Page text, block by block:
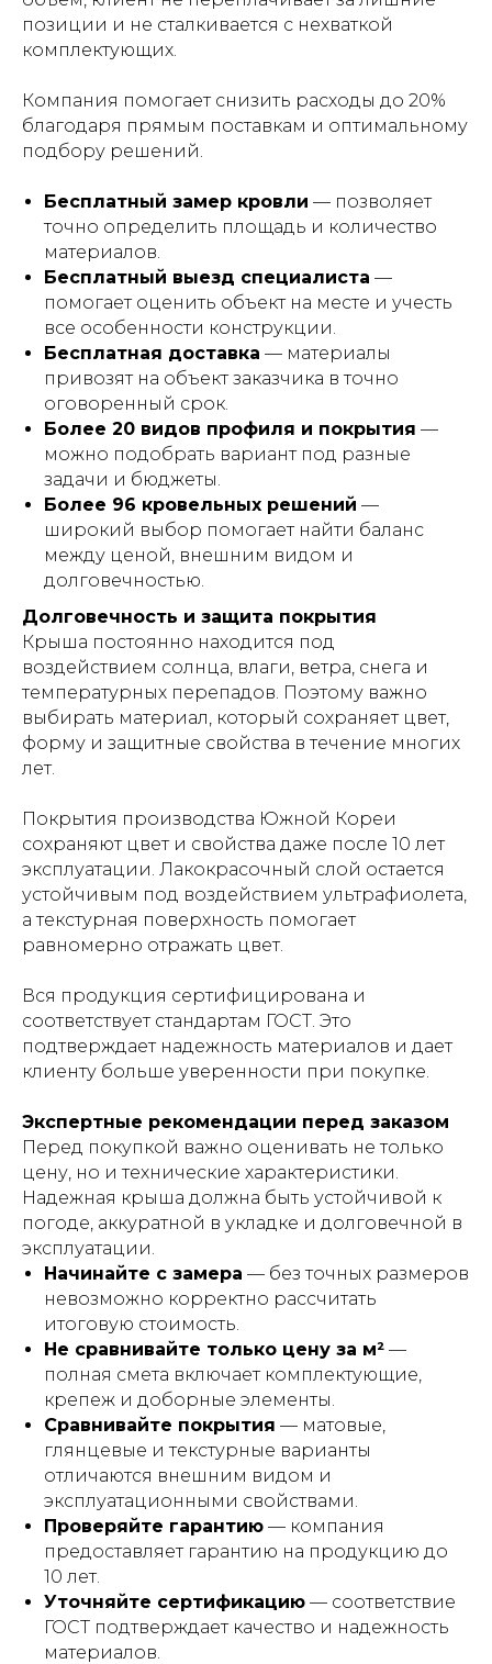
позиции и не сталкивается с нехваткой
комплектующих.
Компания помогает снизить расходы до 20%
благодаря прямым поставкам и оптимальному
подбору решений.
Бесплатный замер кровли — позволяет
точно определить площадь и количество
материалов.
Бесплатный выезд специалиста —
помогает оценить объект на месте и учесть
все особенности конструкции.
Бесплатная доставка — материалы
привозят на объект заказчика в точно
оговоренный срок.
Более 20 видов профиля и покрытия —
можно подобрать вариант под разные
задачи и бюджеты.
Более 96 кровельных решений —
широкий выбор помогает найти баланс
между ценой, внешним видом и
долговечностью.
Долговечность и защита покрытия
Крыша постоянно находится под
воздействием солнца, влаги, ветра, снега и
температурных перепадов. Поэтому важно
выбирать материал, который сохраняет цвет,
форму и защитные свойства в течение многих
лет.
Покрытия производства Южной Кореи
сохраняют цвет и свойства даже после 10 лет
эксплуатации. Лакокрасочный слой остается
устойчивым под воздействием ультрафиолета,
а текстурная поверхность помогает
равномерно отражать цвет.
Вся продукция сертифицирована и
соответствует стандартам ГОСТ. Это
подтверждает надежность материалов и дает
клиенту больше уверенности при покупке.
Экспертные рекомендации перед заказом
Перед покупкой важно оценивать не только
цену, но и технические характеристики.
Надежная крыша должна быть устойчивой к
погоде, аккуратной в укладке и долговечной в
эксплуатации.
Начинайте с замера — без точных размеров
невозможно корректно рассчитать
итоговую стоимость.
Не сравнивайте только цену за м² —
полная смета включает комплектующие,
крепеж и доборные элементы.
Сравнивайте покрытия — матовые,
глянцевые и текстурные варианты
отличаются внешним видом и
эксплуатационными свойствами.
Проверяйте гарантию — компания
предоставляет гарантию на продукцию до
10 лет.
Уточняйте сертификацию — соответствие
ГОСТ подтверждает качество и надежность
материалов.